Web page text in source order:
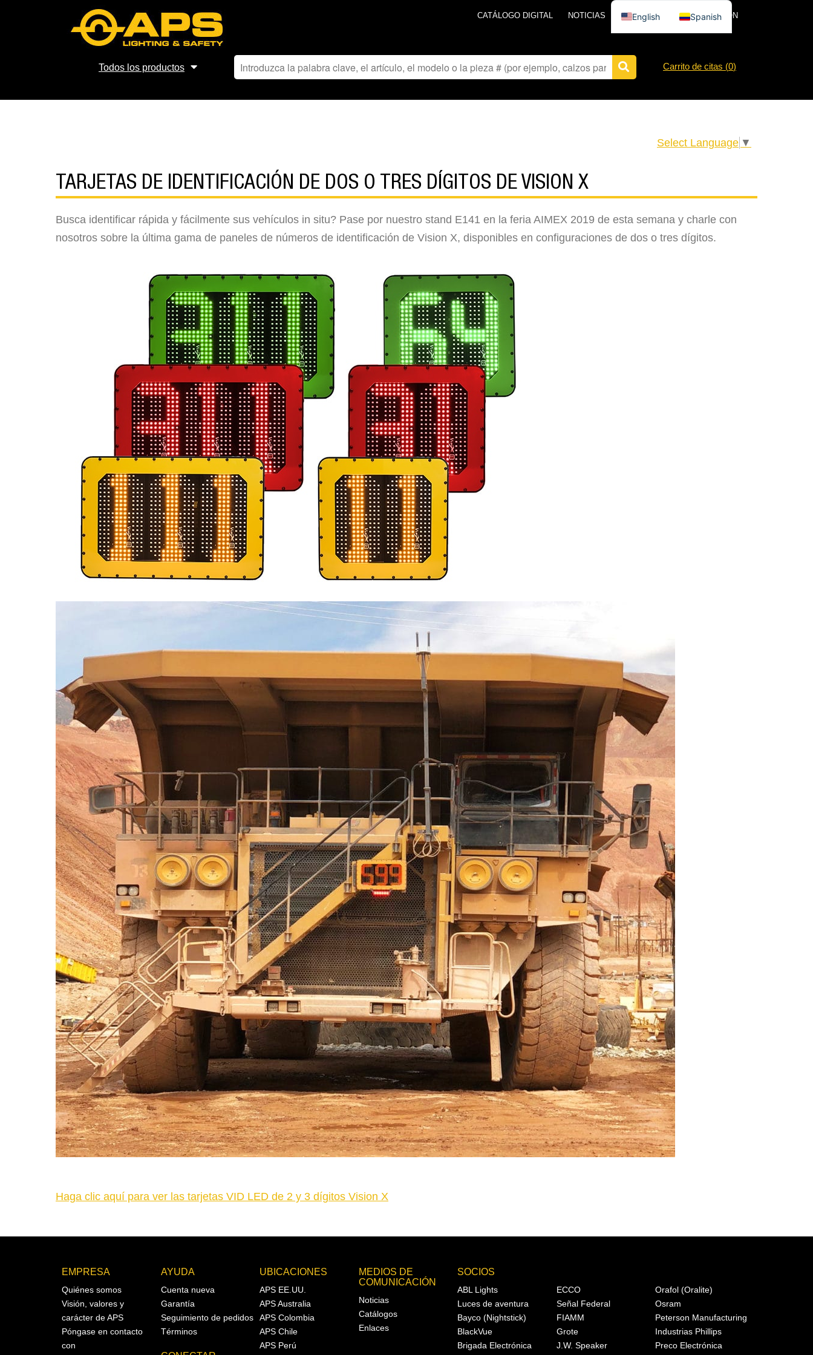
CATÁLOGO DIGITAL NOTICIAS PÓNGASE EN CONTACTO CON
Todos los productos Carrito de citas (0)
Select Language ▼
TARJETAS DE IDENTIFICACIÓN DE DOS O TRES DÍGITOS DE VISION X
Busca identificar rápida y fácilmente sus vehículos in situ? Pase por nuestro stand E141 en la feria AIMEX 2019 de esta semana y charle con
nosotros sobre la última gama de paneles de números de identificación de Vision X, disponibles en configuraciones de dos o tres dígitos.
Haga clic aquí para ver las tarjetas VID LED de 2 y 3 dígitos Vision X
EMPRESA
Quiénes somos
Visión, valores y
carácter de APS
Póngase en contacto
con
AYUDA
Cuenta nueva
Garantía
Seguimiento de pedidos
Términos
UBICACIONES
APS EE.UU.
APS Australia
APS Colombia
APS Chile
APS Perú
MEDIOS DE
COMUNICACIÓN
Noticias
Catálogos
Enlaces
SOCIOS
ABL Lights
Luces de aventura
Bayco (Nightstick)
BlackVue
Brigada Electrónica
ECCO
Señal Federal
FIAMM
Grote
J.W. Speaker
Orafol (Oralite)
Osram
Peterson Manufacturing
Industrias Phillips
Preco Electrónica
English Spanish